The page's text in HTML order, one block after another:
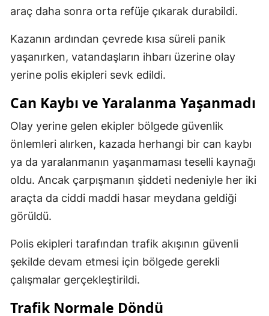
araç daha sonra orta refüje çıkarak durabildi.
Kazanın ardından çevrede kısa süreli panik
yaşanırken, vatandaşların ihbarı üzerine olay
yerine polis ekipleri sevk edildi.
Can Kaybı ve Yaralanma Yaşanmadı
Olay yerine gelen ekipler bölgede güvenlik
önlemleri alırken, kazada herhangi bir can kaybı
ya da yaralanmanın yaşanmaması teselli kaynağı
oldu. Ancak çarpışmanın şiddeti nedeniyle her iki
araçta da ciddi maddi hasar meydana geldiği
görüldü.
Polis ekipleri tarafından trafik akışının güvenli
şekilde devam etmesi için bölgede gerekli
çalışmalar gerçekleştirildi.
Trafik Normale Döndü